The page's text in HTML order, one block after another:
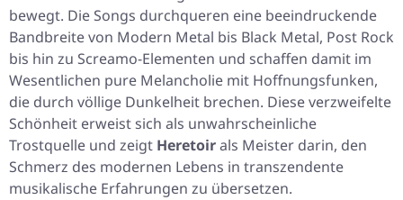
bewegt. Die Songs durchqueren eine beeindruckende
Bandbreite von Modern Metal bis Black Metal, Post Rock
bis hin zu Screamo-Elementen und schaffen damit im
Wesentlichen pure Melancholie mit Hoffnungsfunken,
die durch völlige Dunkelheit brechen. Diese verzweifelte
Schönheit erweist sich als unwahrscheinliche
Trostquelle und zeigt Heretoirals Meister darin, den
Schmerz des modernen Lebens in transzendente
musikalische Erfahrungen zu übersetzen.